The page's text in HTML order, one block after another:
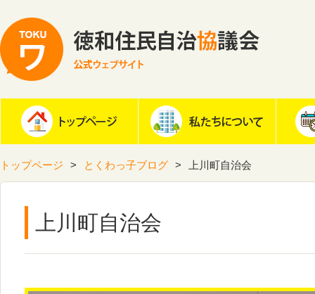
トップページ とくわっ子ブログ 上川町自治会
上川町自治会